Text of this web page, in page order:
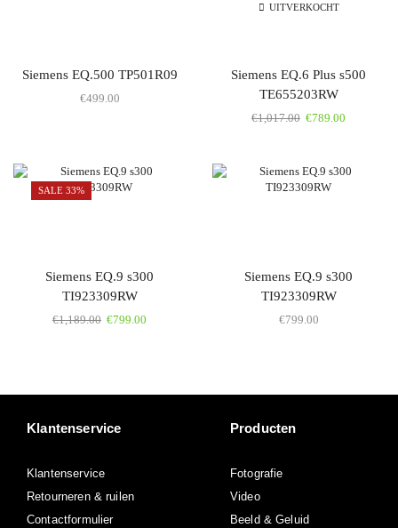
Siemens EQ.500 TP501R09
€499.00
UITVERKOCHT
Siemens EQ.6 Plus s500
TE655203RW
€1,017.00 €789.00
SALE 33%
Siemens EQ.9 s300
TI923309RW
€1,189.00 €799.00
Siemens EQ.9 s300
TI923309RW
€799.00
Klantenservice
Klantenservice
Retourneren & ruilen
Contactformulier
Producten
Fotografie
Video
Beeld & Geluid